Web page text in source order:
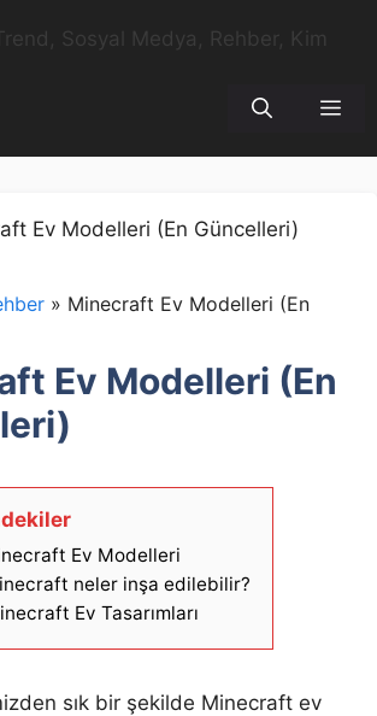
» Minecraft Ev Modelleri (En
Ev Modelleri (En
Ev Modelleri
neler inşa edilebilir?
Ev Tasarımları
sık bir şekilde Minecraft ev